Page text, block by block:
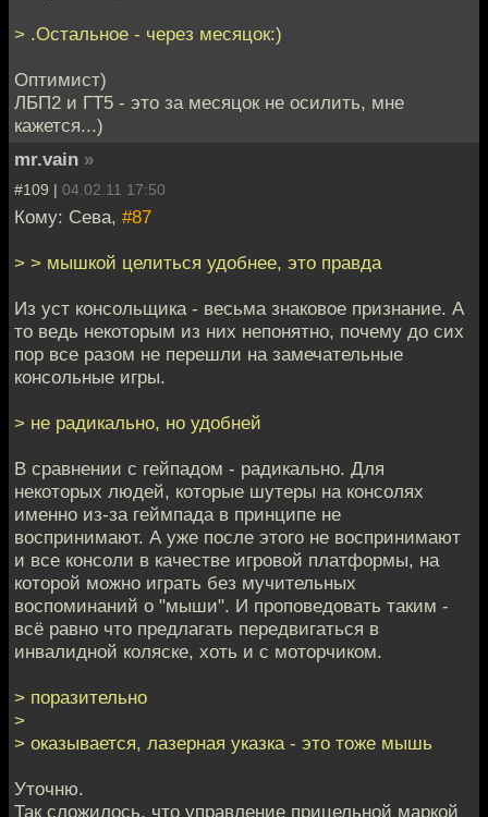
> .Остальное - через месяцок:)
Оптимист)
ЛБП2 и ГТ5 - это за месяцок не осилить, мне
кажется...)
mr.vain »
#109 | 04.02.11 17:50
Кому: Сева, #87
> > мышкой целиться удобнее, это правда
Из уст консольщика - весьма знаковое признание. А
то ведь некоторым из них непонятно, почему до сих
пор все разом не перешли на замечательные
консольные игры.
> не радикально, но удобней
В сравнении с гейпадом - радикально. Для
некоторых людей, которые шутеры на консолях
именно из-за геймпада в принципе не
воспринимают. А уже после этого не воспринимают
и все консоли в качестве игровой платформы, на
которой можно играть без мучительных
воспоминаний о "мыши". И проповедовать таким -
всё равно что предлагать передвигаться в
инвалидной коляске, хоть и с моторчиком.
> поразительно
>
> оказывается, лазерная указка - это тоже мышь
Уточню.
Так сложилось, что управление прицельной маркой